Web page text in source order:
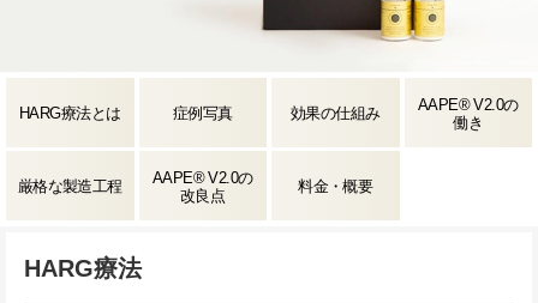
HARG療法とは 症例写真 効果の仕組み
AAPE® V2.0の
働き
厳格な製造工程
AAPE® V2.0の
改良点
料金・概要
HARG療法